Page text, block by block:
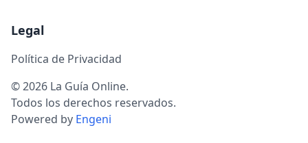
Legal
Política de Privacidad
© 2026 La Guía Online.
Todos los derechos reservados.
Powered by Engeni